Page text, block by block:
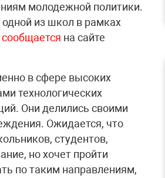
молодежной политики.
из школ в рамках
сообщается на сайте
в сфере высоких
технологических
Они делились своими
Ожидается, что
студентов,
но хочет пройти
по таким направлениям,